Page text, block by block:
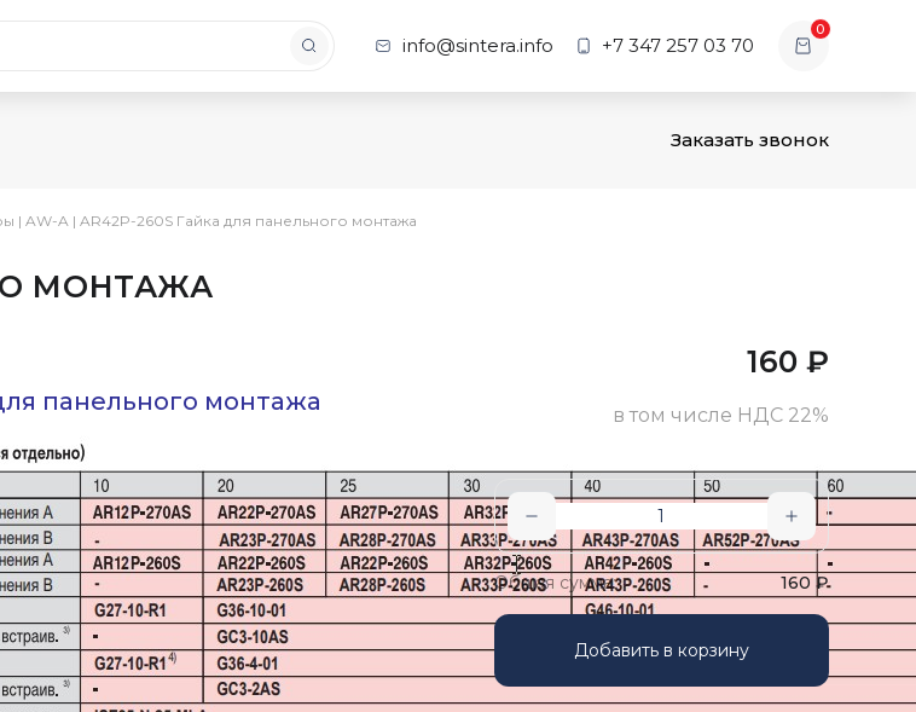
info@sintera.info +7 347 257 03 70
0
Заказать звонок
| AW-A | AR42P-260S Гайка для панельного монтажа
МОНТАЖА
панельного монтажа
160 ₽
в том числе НДС 22%
Общая сумма: 160 ₽
Добавить в корзину